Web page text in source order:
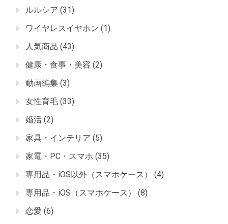
ルルシア (31)
ワイヤレスイヤホン (1)
人気商品 (43)
健康・食事・美容 (2)
動画編集 (3)
女性育毛 (33)
婚活 (2)
家具・インテリア (5)
家電・PC・スマホ (35)
専用品・iOS以外（スマホケース）
(4)
専用品・iOS（スマホケース）
(8)
恋愛 (6)